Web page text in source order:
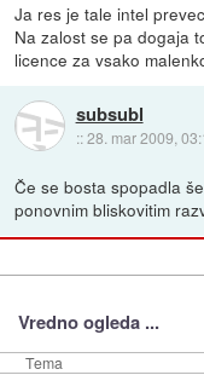
Ja res je tale intel
Na zalost se pa dogaja
licence za vsako
subsubl
::28. mar 2009,
Če se bosta spopadla
ponovnim bliskovitim
Vredno ogleda ...
Tema